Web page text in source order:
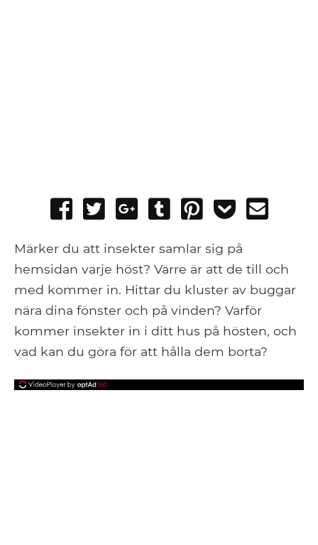
Share
Facebook
Tweet
Share
Google+
Post
Tumblr
Pin
Add
Pocket
Märker du att insekter samlar sig på
hemsidan varje höst? Värre är att de till och
med kommer in. Hittar du kluster av buggar
nära dina fönster och på vinden? Varför
kommer insekter in i ditt hus på hösten, och
vad kan du göra för att hålla dem borta?